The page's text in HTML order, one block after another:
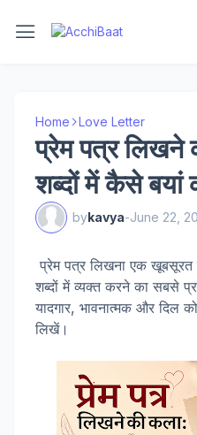
Home Love Letter
प्रेम पत्र लिखने
शब्दों में कैसे बयां
bykavya-June 22,
प्रेम पत्र लिखना एक खूबसूरत
शब्दों में व्यक्त करने का सबसे
यादगार, भावनात्मक और दिल
लिखें।